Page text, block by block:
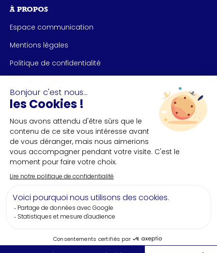
À PROPOS
Espace communication
Mentions légales
Politique de confidentialité
NOUS CONTACTER
Bureau des congrès de Nantes et Saint-Nazaire
+33(0)2 40 35 55 **
NOUS SUIVRE